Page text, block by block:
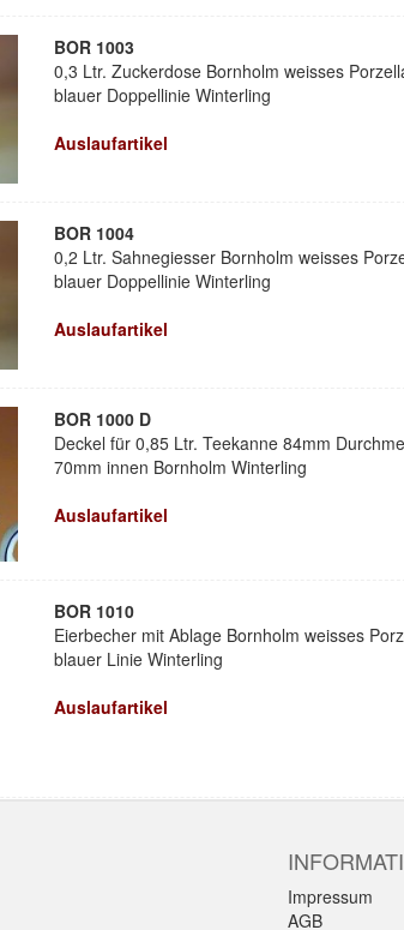
BOR 1003
0,3 Ltr. Zuckerdose Bornholm weisses
blauer Doppellinie Winterling
Auslaufartikel
BOR 1004
0,2 Ltr. Sahnegiesser Bornholm weisses
blauer Doppellinie Winterling
Auslaufartikel
BOR 1000 D
Deckel für 0,85 Ltr. Teekanne 84mm
70mm innen Bornholm Winterling
Auslaufartikel
BOR 1010
Eierbecher mit Ablage Bornholm weisses
blauer Linie Winterling
Auslaufartikel
Impressum
AGB